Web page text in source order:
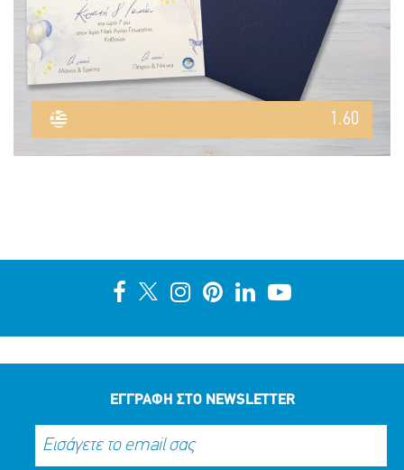
1.60
ΕΓΓΡΑΦΗ ΣΤΟ NEWSLETTER